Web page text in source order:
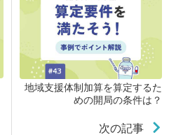
地域支援体制加算を算定するた
めの開局の条件は？
次の記事